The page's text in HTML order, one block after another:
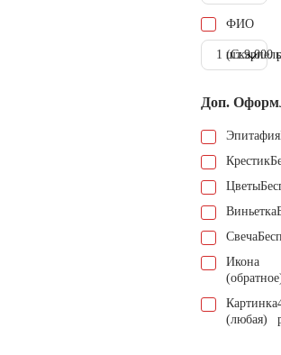
ФИО
1 шт.9.000
Доп.
Эпитафия
Крестик
Цветы
Виньетка
Свеча
Икона
Картинка
(любая)